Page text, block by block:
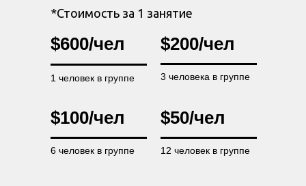
*Стоимость за 1 занятие
1 человек в группе
$600/чел $200/чел
3 человека в группе
6 человек в группе
$100/чел
12 человек в группе
$50/чел